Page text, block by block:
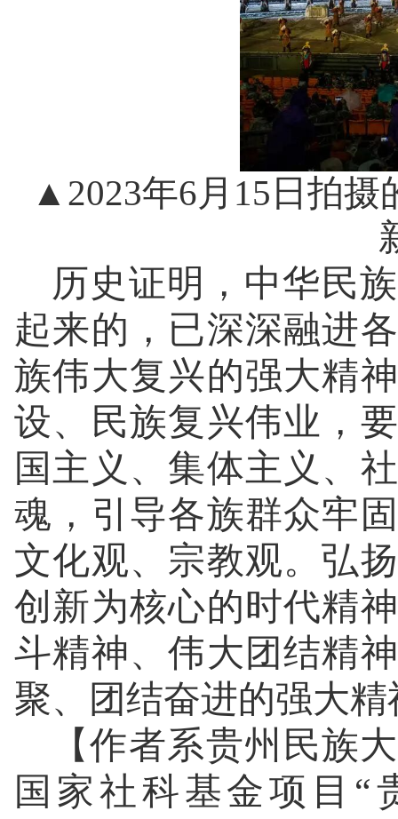
▲2023年6月15日拍摄
历史证明，中华民
起来的，已深深融进
族伟大复兴的强大精
设、民族复兴伟业，
国主义、集体主义、
魂，引导各族群众牢
文化观、宗教观。弘
创新为核心的时代精
斗精神、伟大团结精
聚、团结奋进的强大
【作者系贵州民族
国家社科基金项目“